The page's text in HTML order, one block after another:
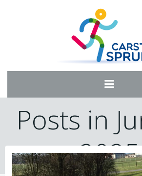
springen
Posts in
2025